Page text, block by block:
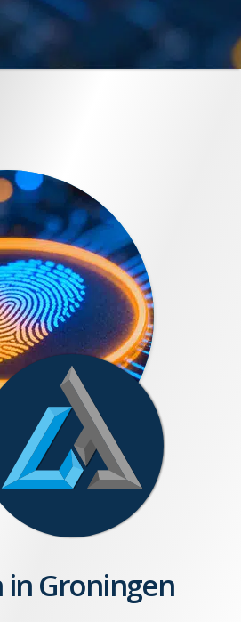
in Groningen